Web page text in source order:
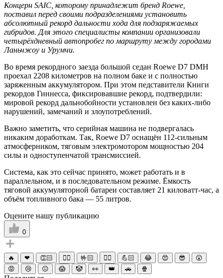
Концерн SAIC, которому принадлежит бренд Roewe,
поставил перед своими подразделениями установить
абсолютный рекорд дальности хода для подзаряжаемых
гибридов. Для этого специалисты компании организовали
четырёхдневный автопробег по маршруту между городами
Ланьчжоу и Урумчи.
Во время рекордного заезда большой седан Roewe D7 DMH
проехал 2208 километров на полном баке и с полностью
заряженным аккумулятором. При этом педставители Книги
рекордов Гиннесса, фиксировавшие рекорд, подтвердили:
мировой рекорд дальнобойности установлен без каких-либо
нарушений, замечаний и злоупотреблений.
Важно заметить, что серийная машина не подвергалась
никаким доработкам. Так, Roewe D7 оснащён 112-сильным
атмосферником, тяговым электромотором мощностью 204
силы и одноступенчатой трансмиссией.
Система, как это сейчас принято, может работать и в
параллельном, и в последовательном режиме. Ёмкость
тяговой аккумуляторной батареи составляет 21 киловатт-час, а
объём топливного бака — 55 литров.
Оцените нашу публикацию
0
🔥 ❤ 👏🏻 ☝🏻 🤟🏻 ✌🏻 💪🏻 😂 😍 😎
😮
😡
😢 😐 😱 🤡 👀 👑 🚗 🍿